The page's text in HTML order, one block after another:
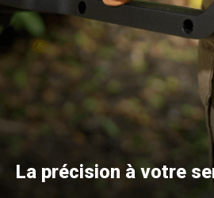
La précision à votre